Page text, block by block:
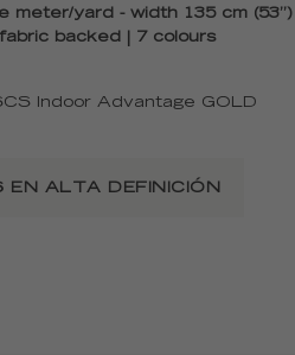
meter/yard - width 135 cm (53’’)
backed | 7 colours
Indoor Advantage GOLD
EN ALTA DEFINICIÓN